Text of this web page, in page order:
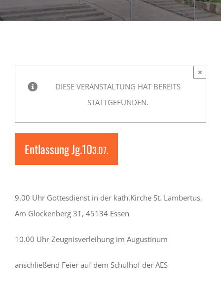
SERVICE
DIESE VERANSTALTUNG HAT BEREITS
STATTGEFUNDEN.
×
Entlassung Jg.103.07.
9.00 Uhr Gottesdienst in der kath.Kirche St. Lambertus,
Am Glockenberg 31, 45134 Essen
10.00 Uhr Zeugnisverleihung im Augustinum
anschließend Feier auf dem Schulhof der AES